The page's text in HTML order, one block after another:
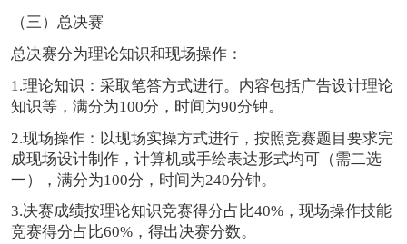
（三）总决赛
总决赛分为理论知识和现场操作：
1.理论知识：采取笔答方式进行。内容包括广告设计理论
知识等，满分为100分，时间为90分钟。
2.现场操作：以现场实操方式进行，按照竞赛题目要求完
成现场设计制作，计算机或手绘表达形式均可（需二选
一），满分为100分，时间为240分钟。
3.决赛成绩按理论知识竞赛得分占比40%，现场操作技能
竞赛得分占比60%，得出决赛分数。